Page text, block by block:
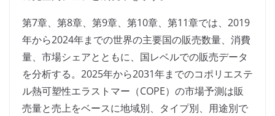
第7章、第8章、第9章、第10章、第11章では、2019
年から2024年までの世界の主要国の販売数量、消費
量、市場シェアとともに、国レベルでの販売データ
を分析する。2025年から2031年までのコポリエステ
ル熱可塑性エラストマー（COPE）の市場予測は販
売量と売上をベースに地域別、タイプ別、用途別で